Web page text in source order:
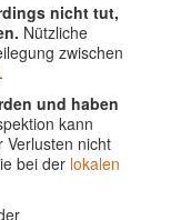
nicht tut,
Nützliche
zwischen
.
und haben
kann
Verlusten nicht
bei der lokalen